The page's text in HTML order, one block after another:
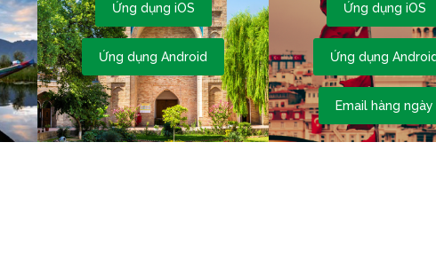
Ứng dụng iOS
Ứng dụng Android
Ứng dụng iOS
Ứng dụng Android
Email hàng ngày